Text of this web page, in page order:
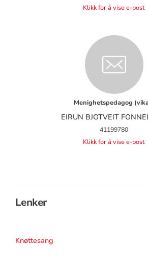
Klikk for å vise e-post
Menighetspedagog
EIRUN BJOTVEIT
41199780
Klikk for å vise e-post
Lenker
Knøttesang